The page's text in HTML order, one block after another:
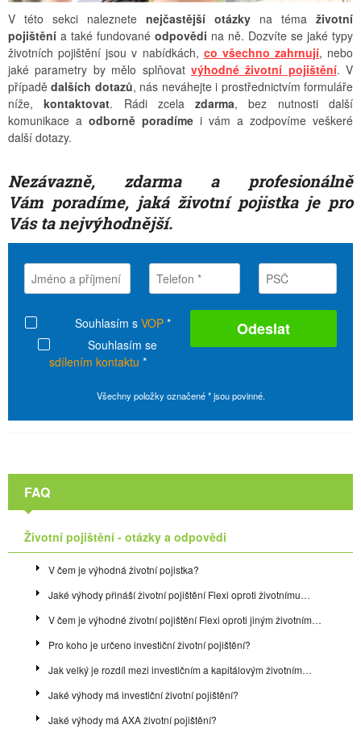
V této sekci naleznete nejčastější otázky na téma životní
pojištění a také fundované odpovědi na ně. Dozvíte se jaké typy
životních pojištění jsou v nabídkách, co všechno zahrnují, nebo
jaké parametry by mělo splňovat výhodné životní pojištění. V
případědalších dotazů, nás neváhejte i prostřednictvím formuláře
níže,kontaktovat. Rádi zcelazdarma, bez nutnosti další
komunikace a odborně poradíme i vám a zodpovíme veškeré
další dotazy.
Nezávazně, zdarma a profesionálně
Vám poradíme, jaká životní pojistka je pro
Vás ta nejvýhodnější.
Souhlasím s VOP*
Souhlasím se
sdílením kontaktu *
Všechny položky označené * jsou povinné.
FAQ
Životní pojištění - otázky a odpovědi
V čem je výhodná životní pojistka?
Jaké výhody přináší životní pojištění Flexi oproti životnímu…
V čem je výhodné životní pojištění Flexi oproti jiným životním…
Pro koho je určeno investiční životní pojištění?
Jak velký je rozdíl mezi investičním a kapitálovým životním…
Jaké výhody má investiční životní pojištění?
Jaké výhody má AXA životní pojištění?